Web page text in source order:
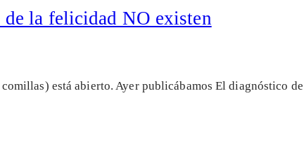
de la felicidad NO existen
está abierto. Ayer publicábamos El diagnóstico